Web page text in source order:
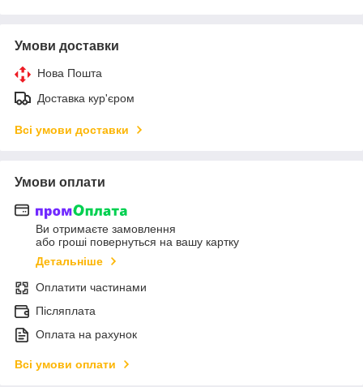
Умови доставки
Нова Пошта
Доставка кур'єром
Всі умови доставки
Умови оплати
Ви отримаєте замовлення
або гроші повернуться на вашу картку
Детальніше
Оплатити частинами
Післяплата
Оплата на рахунок
Всі умови оплати